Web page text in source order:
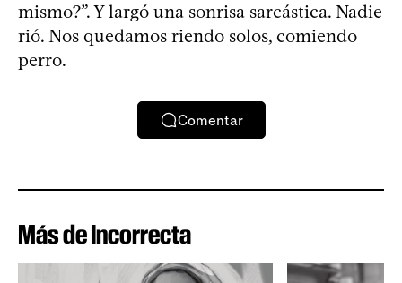
mismo?”. Y largó una sonrisa sarcástica. Nadie
rió. Nos quedamos riendo solos, comiendo
perro.
Comentar
Más de Incorrecta